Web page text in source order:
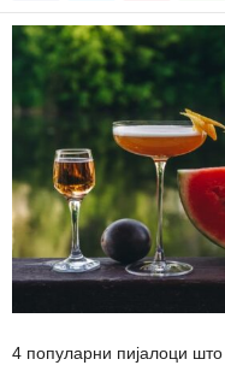
4 популарни пијалоци